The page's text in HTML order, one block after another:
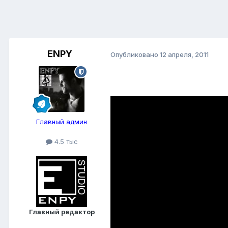
ENPY
Главный админ
4.5 тыс
Главный редактор
Опубликовано 12 апреля, 2011